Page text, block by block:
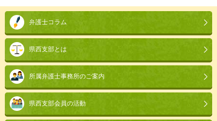
本
こ
こ
で。
弁護士コラム
県西支部とは
所属弁護士事務所のご案内
県西支部会員の活動